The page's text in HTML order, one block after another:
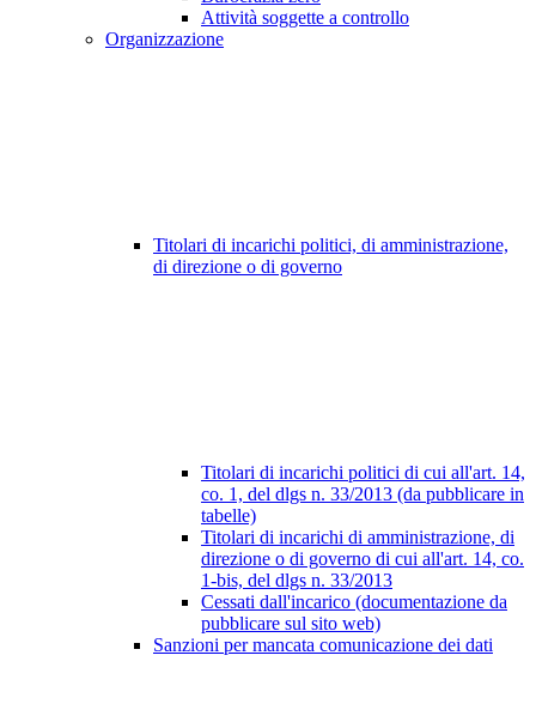
Attività soggette a controllo
Organizzazione
Titolari di incarichi politici, di amministrazione,
di direzione o di governo
Titolari di incarichi politici di cui all'art. 14,
co. 1, del dlgs n. 33/2013 (da pubblicare in
tabelle)
Titolari di incarichi di amministrazione, di
direzione o di governo di cui all'art. 14, co.
1-bis, del dlgs n. 33/2013
Cessati dall'incarico (documentazione da
pubblicare sul sito web)
Sanzioni per mancata comunicazione dei dati